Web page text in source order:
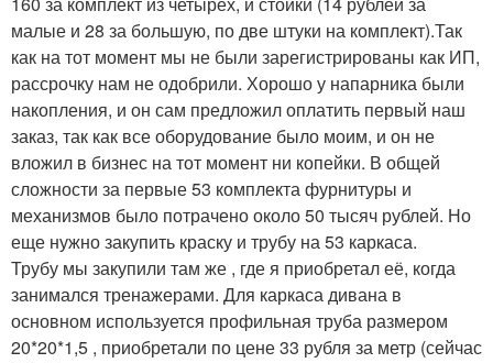
малые и 28 за большую, по две штуки на комплект).Так
как на тот момент мы не были зарегистрированы как ИП,
рассрочку нам не одобрили. Хорошо у напарника были
накопления, и он сам предложил оплатить первый наш
заказ, так как все оборудование было моим, и он не
вложил в бизнес на тот момент ни копейки. В общей
сложности за первые 53 комплекта фурнитуры и
механизмов было потрачено около 50 тысяч рублей. Но
еще нужно закупить краску и трубу на 53 каркаса.
Трубу мы закупили там же , где я приобретал её, когда
занимался тренажерами. Для каркаса дивана в
основном используется профильная труба размером
20*20*1,5 , приобретали по цене 33 рубля за метр (сейчас